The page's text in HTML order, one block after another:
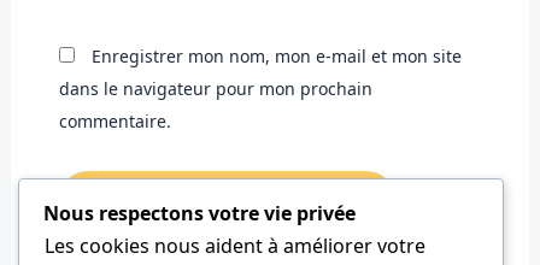
Enregistrer mon nom, mon e-mail et mon site
dans le navigateur pour mon prochain
commentaire.
Nous respectons votre vie privée
Les cookies nous aident à améliorer votre